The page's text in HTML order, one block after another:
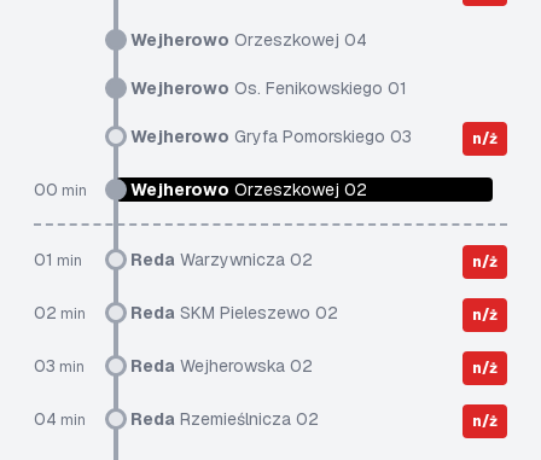
Wejherowo Orzeszkowej 04
Wejherowo Os. Fenikowskiego 01
Wejherowo Gryfa Pomorskiego 03 n/ż
00 min Wejherowo Orzeszkowej 02
01 min Reda Warzywnicza 02 n/ż
02 min Reda SKM Pieleszewo 02 n/ż
03 min Reda Wejherowska 02 n/ż
04 min Reda Rzemieślnicza 02 n/ż